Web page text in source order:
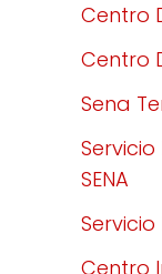
Centro
Centro
Sena
SENA
Centro